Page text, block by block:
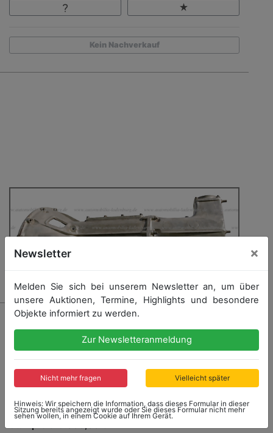
Kein Nachverkauf
163 - LAMBORGHINI
Getriebe für Lamborghini Espada 1.Serie, Dichtungen
sollten erneuert werden, passend u.a. auch für
Lamborghini Jarama, vollständig mit Innenleben
Newsletter ×
Melden Sie sich bei unserem Newsletter an, um über
unsere Auktionen, Termine, Highlights und besondere
Objekte informiert zu werden.
Zur Newsletteranmeldung
Nicht mehr fragen Vielleicht später
Hinweis: Wir speichern die Information, dass dieses Formular in dieser
Sitzung bereits angezeigt wurde oder Sie dieses Formular nicht mehr
sehen wollen, in einem Cookie auf Ihrem Gerät.